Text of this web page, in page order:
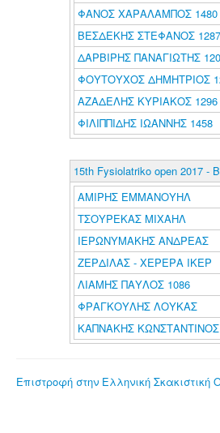
ΦΑΝΟΣ ΧΑΡΑΛΑΜΠΟΣ 1480
ΒΕΣΔΕΚΗΣ ΣΤΕΦΑΝΟΣ 1287
ΔΑΡΒΙΡΗΣ ΠΑΝΑΓΙΩΤΗΣ
ΦΟΥΤΟΥΧΟΣ ΔΗΜΗΤΡΙΟΣ
ΑΖΑΔΕΛΗΣ ΚΥΡΙΑΚΟΣ 1296
ΦΙΛΙΠΠΙΔΗΣ ΙΩΑΝΝΗΣ 1458
15th Fysiolatriko open 2017 -
ΑΜΙΡΗΣ ΕΜΜΑΝΟΥΗΛ
ΤΣΟΥΡΕΚΑΣ ΜΙΧΑΗΛ
ΙΕΡΩΝΥΜΑΚΗΣ ΑΝΔΡΕΑΣ
ΖΕΡΔΙΛΑΣ - ΧΕΡΕΡΑ ΙΚΕΡ
ΛΙΑΜΗΣ ΠΑΥΛΟΣ 1086
ΦΡΑΓΚΟΥΛΗΣ ΛΟΥΚΑΣ
ΚΑΠΝΑΚΗΣ ΚΩΝΣΤΑΝΤΙΝΟΣ
Επιστροφή στην Ελληνική Σκακιστική